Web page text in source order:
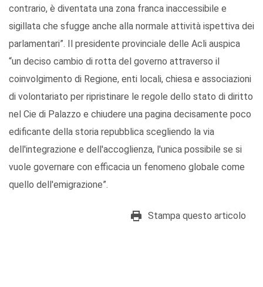
contrario, è diventata una zona franca inaccessibile e
sigillata che sfugge anche alla normale attività ispettiva dei
parlamentari”. Il presidente provinciale delle Acli auspica
“un deciso cambio di rotta del governo attraverso il
coinvolgimento di Regione, enti locali, chiesa e associazioni
di volontariato per ripristinare le regole dello stato di diritto
nel Cie di Palazzo e chiudere una pagina decisamente poco
edificante della storia repubblica scegliendo la via
dell'integrazione e dell'accoglienza, l'unica possibile se si
vuole governare con efficacia un fenomeno globale come
quello dell'emigrazione”.
Stampa questo articolo